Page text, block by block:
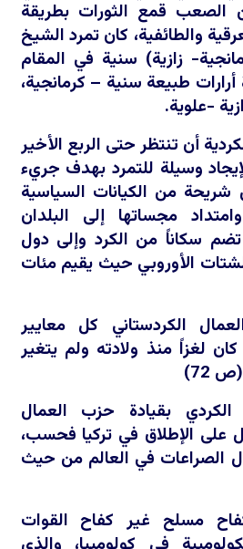
الصعب قمع الثورات بطريقة
والطائفية، كان تمرد الشيخ
زازية) سنية في المقام
أرارات طبيعة سنية – كرمانجية،
-علوية.
أن تنتظر حتى الربع الأخير
وسيلة للتمرد بهدف جريء
من الكيانات السياسية
مجساتها إلى البلدان
تضم سكاناً من الكرد وإلى دول
الأوروبي حيث يقيم مئات
الكردستاني كل معايير
لغزاً منذ ولادته ولم يتغير
72)
بقيادة حزب العمال
على الإطلاق في تركيا فحسب،
الصراعات في العالم من حيث
مسلح غير كفاح القوات